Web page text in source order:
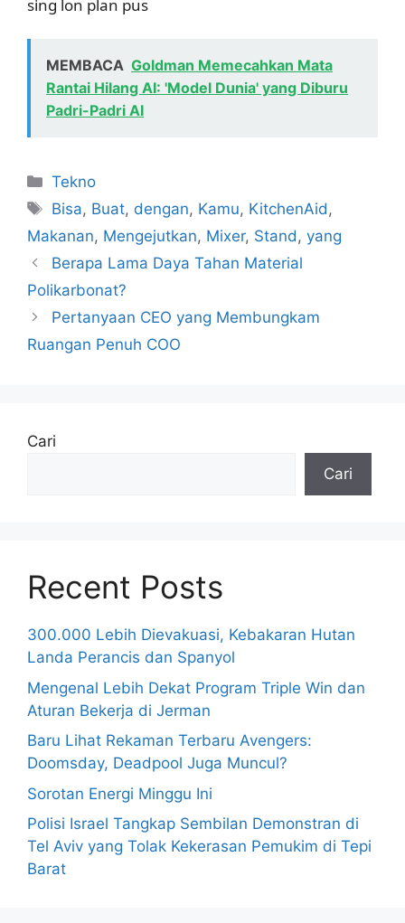
sing lon plan pus
MEMBACA Goldman Memecahkan Mata
Rantai Hilang AI: 'Model Dunia' yang Diburu
Padri-Padri AI
Kategori
Tekno
Tag
Bisa, Buat, dengan, Kamu, KitchenAid,
Makanan, Mengejutkan, Mixer, Stand, yang
Berapa Lama Daya Tahan Material
Polikarbonat?
Pertanyaan CEO yang Membungkam
Ruangan Penuh COO
Cari
Cari
Recent Posts
300.000 Lebih Dievakuasi, Kebakaran Hutan
Landa Perancis dan Spanyol
Mengenal Lebih Dekat Program Triple Win dan
Aturan Bekerja di Jerman
Baru Lihat Rekaman Terbaru Avengers:
Doomsday, Deadpool Juga Muncul?
Sorotan Energi Minggu Ini
Polisi Israel Tangkap Sembilan Demonstran di
Tel Aviv yang Tolak Kekerasan Pemukim di Tepi
Barat